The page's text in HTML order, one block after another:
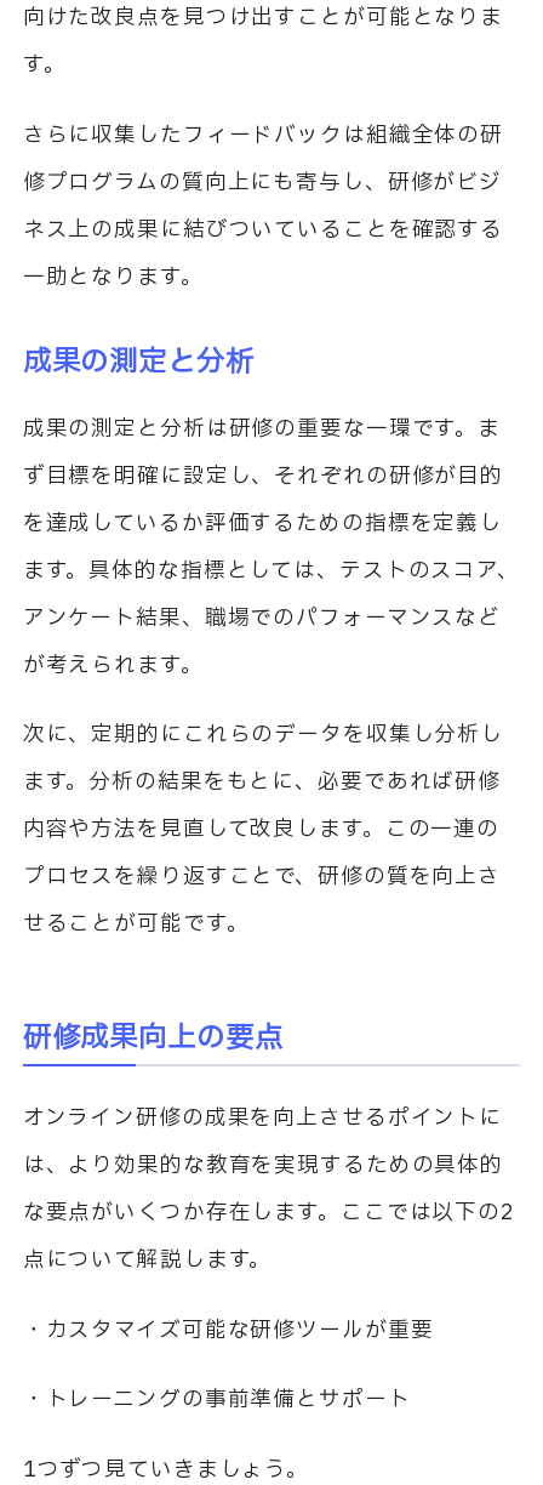
向けた改良点を見つけ出すことが可能となりま
す。
さらに収集したフィードバックは組織全体の研
修プログラムの質向上にも寄与し、研修がビジ
ネス上の成果に結びついていることを確認する
一助となります。
成果の測定と分析
成果の測定と分析は研修の重要な一環です。ま
ず目標を明確に設定し、それぞれの研修が目的
を達成しているか評価するための指標を定義し
ます。具体的な指標としては、テストのスコア、
アンケート結果、職場でのパフォーマンスなど
が考えられます。
次に、定期的にこれらのデータを収集し分析し
ます。分析の結果をもとに、必要であれば研修
内容や方法を見直して改良します。この一連の
プロセスを繰り返すことで、研修の質を向上さ
せることが可能です。
研修成果向上の要点
オンライン研修の成果を向上させるポイントに
は、より効果的な教育を実現するための具体的
な要点がいくつか存在します。ここでは以下の2
点について解説します。
・カスタマイズ可能な研修ツールが重要
・トレーニングの事前準備とサポート
1つずつ見ていきましょう。